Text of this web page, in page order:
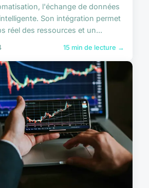
l'échange de données
Son intégration permet
réel des ressources et un...
15 min de lecture →